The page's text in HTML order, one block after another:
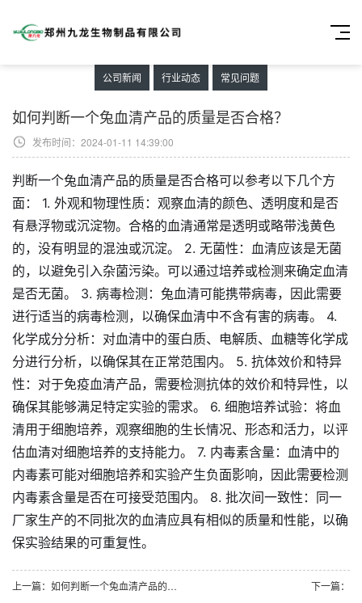
公司新闻 行业动态 常见问题
如何判断一个兔血清产品的质量是否合格？
发布时间：2024-01-11 14:39:00
判断一个兔血清产品的质量是否合格可以参考以下几个方
面： 1. 外观和物理性质：观察血清的颜色、透明度和是否
有悬浮物或沉淀物。合格的血清通常是透明或略带浅黄色
的，没有明显的混浊或沉淀。 2. 无菌性：血清应该是无菌
的，以避免引入杂菌污染。可以通过培养或检测来确定血清
是否无菌。 3. 病毒检测：兔血清可能携带病毒，因此需要
进行适当的病毒检测，以确保血清中不含有害的病毒。 4.
化学成分分析：对血清中的蛋白质、电解质、血糖等化学成
分进行分析，以确保其在正常范围内。 5. 抗体效价和特异
性：对于免疫血清产品，需要检测抗体的效价和特异性，以
确保其能够满足特定实验的需求。 6. 细胞培养试验：将血
清用于细胞培养，观察细胞的生长情况、形态和活力，以评
估血清对细胞培养的支持能力。 7. 内毒素含量：血清中的
内毒素可能对细胞培养和实验产生负面影响，因此需要检测
内毒素含量是否在可接受范围内。 8. 批次间一致性：同一
厂家生产的不同批次的血清应具有相似的质量和性能，以确
保实验结果的可重复性。
上一篇：如何判断一个兔血清产品的纯度和活性？ 下一篇：